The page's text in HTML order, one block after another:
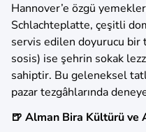
Hannover’e özgü
Schlachteplatte, çeşitli
servis edilen doyurucu bir
sosis) ise şehrin sokak
sahiptir. Bu geleneksel
pazar tezgâhlarında
🍺 Alman Bira Kültürü ve